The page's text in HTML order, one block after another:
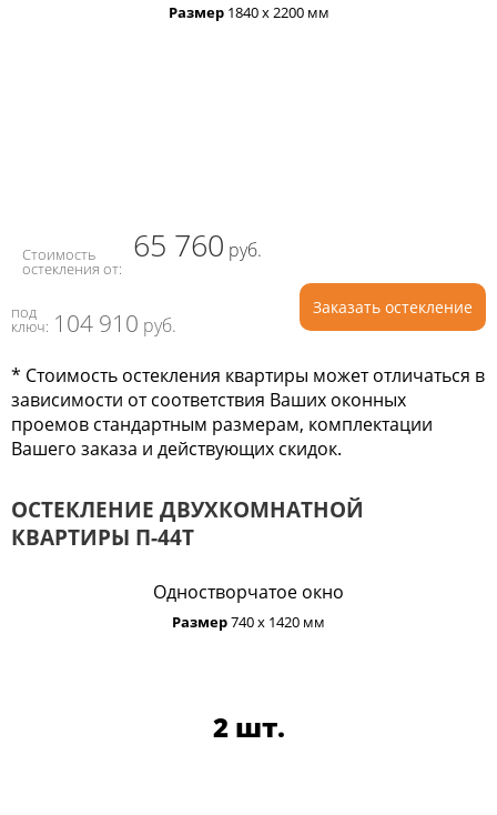
Размер1840 х 2200 мм
Стоимость
остекления от:
65 760 руб.
под
ключ: 104 910 руб.
Заказать остекление
* Стоимость остекления квартиры может отличаться в
зависимости от соответствия Ваших оконных
проемов стандартным размерам, комплектации
Вашего заказа и действующих скидок.
ОСТЕКЛЕНИЕ ДВУХКОМНАТНОЙ
КВАРТИРЫ П-44Т
Одностворчатое окно
Размер740 х 1420 мм
2 шт.